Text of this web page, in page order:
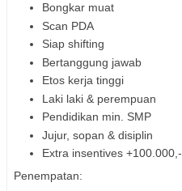
Bongkar muat
Scan PDA
Siap shifting
Bertanggung jawab
Etos kerja tinggi
Laki laki & perempuan
Pendidikan min. SMP
Jujur, sopan & disiplin
Extra insentives +100.000,-
Penempatan: